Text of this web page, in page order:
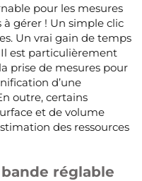
pour les mesures
à gérer ! Un simple clic
Un vrai gain de temps
est particulièrement
prise de mesures pour
d’une
outre, certains
et de volume
des ressources
réglable